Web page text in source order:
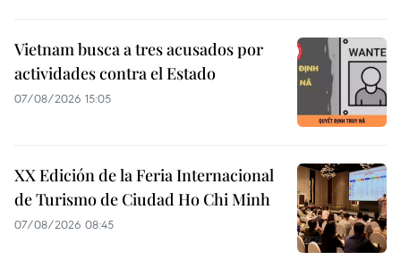
Vietnam busca a tres acusados por
actividades contra el Estado
07/08/2026 15:05
XX Edición de la Feria Internacional
de Turismo de Ciudad Ho Chi Minh
07/08/2026 08:45